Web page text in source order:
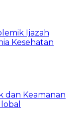
Ijazah
Kesehatan
dan Keamanan